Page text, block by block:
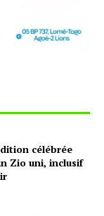
célébrée
Zio uni, inclusif